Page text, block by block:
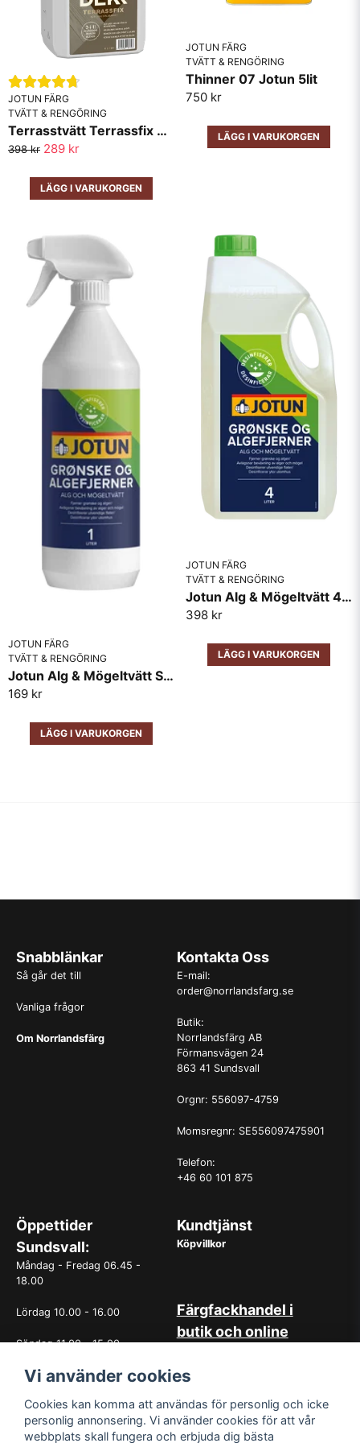
JOTUN FÄRG
TVÄTT & RENGÖRING
Terrasstvätt Terrassfix Demidekk Jotun
398 kr 289 kr
LÄGG I VARUKORGEN
JOTUN FÄRG
TVÄTT & RENGÖRING
Thinner 07 Jotun 5lit
750 kr
LÄGG I VARUKORGEN
JOTUN FÄRG
TVÄTT & RENGÖRING
Jotun Alg & Mögeltvätt Spray 1lit
169 kr
LÄGG I VARUKORGEN
JOTUN FÄRG
TVÄTT & RENGÖRING
Jotun Alg & Mögeltvätt 4lit
398 kr
LÄGG I VARUKORGEN
Snabblänkar
Så går det till
Vanliga frågor
Om Norrlandsfärg
Kontakta Oss
E-mail:
order@norrlandsfarg.se
Butik:
Norrlandsfärg AB
Förmansvägen 24
863 41 Sundsvall
Orgnr: 556097-4759
Momsregnr: SE556097475901
Telefon:
+46 60 101 875
Öppettider
Sundsvall:
Måndag - Fredag 06.45 -
18.00
Lördag 10.00 - 16.00
Söndag 11.00 - 15.00
OBS. Avvikande öppettider
Kundtjänst
Köpvillkor
Färgfackhandel i
butik och online
det sedan starten 1965 varit
kundservice. Du kan känna dig
trygg med köp hos oss
oavsett om det är i butiken i
Vi använder cookies
Cookies kan komma att användas för personlig och icke
personlig annonsering. Vi använder cookies för att vår
webbplats skall fungera och erbjuda dig bästa